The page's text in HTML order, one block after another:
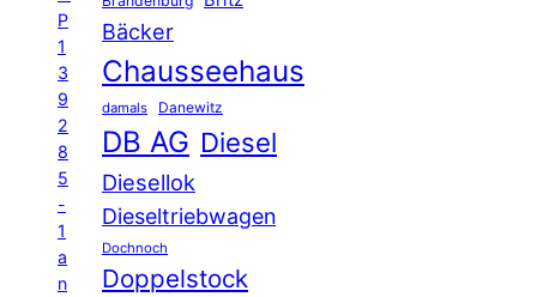
P
1
3
9
2
8
5
-
1
a
n
Bäcker
Chausseehaus
damals Danewitz
DB AG Diesel
Diesellok
Dieseltriebwagen
Dochnoch
Doppelstock